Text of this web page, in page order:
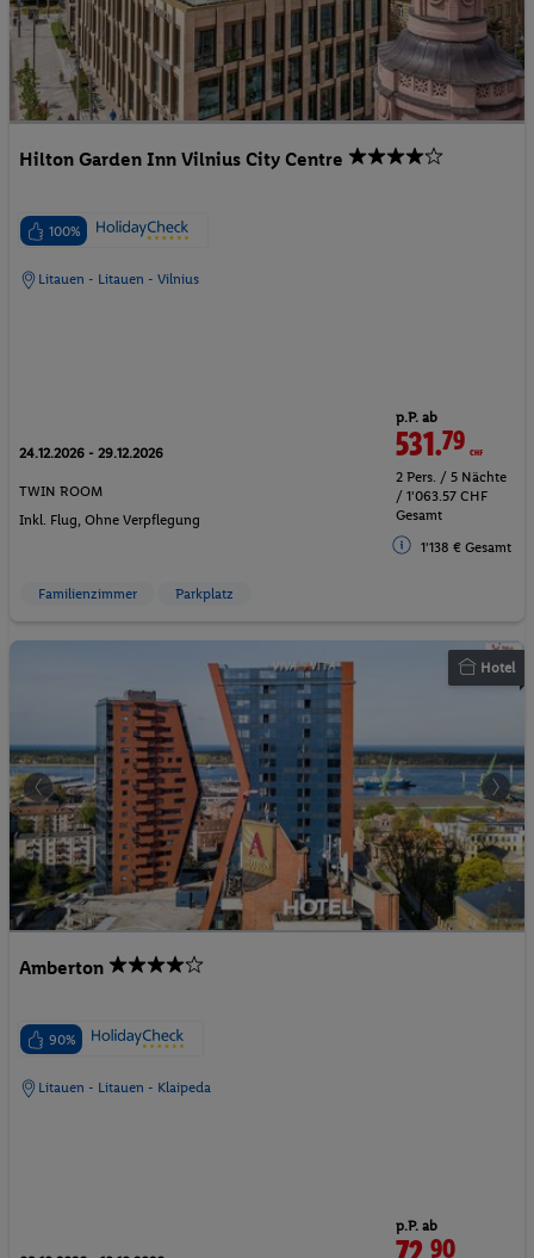
Hilton Garden Inn Vilnius City Centre
100%
Litauen - Litauen - Vilnius
24.12.2026 - 29.12.2026
TWIN ROOM
Inkl. Flug, Ohne Verpflegung
p.P. ab
531.79CHF
2 Pers. / 5 Nächte
/ 1'063.57 CHF
Gesamt
1'138 € Gesamt
Familienzimmer Parkplatz
Hotel
Amberton
90%
Litauen - Litauen - Klaipeda
p.P. ab
90